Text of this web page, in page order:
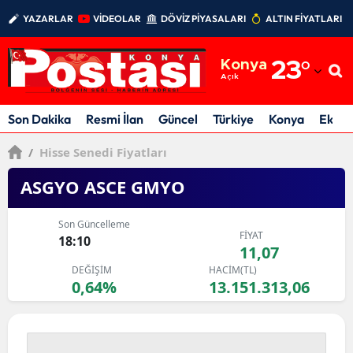
YAZARLAR VİDEOLAR DÖVİZ PİYASALARI ALTIN FİYATLARI
Konya
Açık 23°
Adıyaman
Afyonkarahisar
Ankara
Antalya
Artvin
Aydın
Balıkesir
Son Dakika Resmi İlan Güncel Türkiye Konya
/ Hisse Senedi Fiyatları
ASGYO ASCE GMYO
Son Güncelleme
18:10 FİYAT
11,07
DEĞİŞİM
0,64%
HACİM(TL)
13.151.313,06